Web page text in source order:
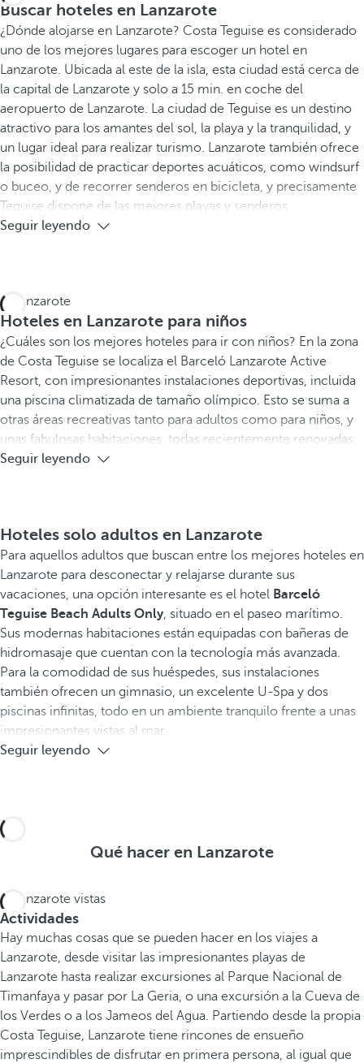
Buscar hoteles en Lanzarote
¿Dónde alojarse en Lanzarote? Costa Teguise es considerado
uno de los mejores lugares para escoger un hotel en
Lanzarote. Ubicada al este de la isla, esta ciudad está cerca de
la capital de Lanzarote y solo a 15 min. en coche del
aeropuerto de Lanzarote. La ciudad de Teguise es un destino
atractivo para los amantes del sol, la playa y la tranquilidad, y
un lugar ideal para realizar turismo. Lanzarote también ofrece
la posibilidad de practicar deportes acuáticos, como windsurf
o buceo, y de recorrer senderos en bicicleta, y precisamente
Teguise dispone de las mejores playas y senderos.
Seguir leyendo
Hoteles en Lanzarote para niños
¿Cuáles son los mejores hoteles para ir con niños? En la zona
de Costa Teguise se localiza el Barceló Lanzarote Active
Resort, con impresionantes instalaciones deportivas, incluida
una piscina climatizada de tamaño olímpico. Esto se suma a
otras áreas recreativas tanto para adultos como para niños, y
unas fabulosas habitaciones, todas recientemente renovadas.
Seguir leyendo
Hoteles solo adultos en Lanzarote
Para aquellos adultos que buscan entre los mejores hoteles en
Lanzarote para desconectar y relajarse durante sus
vacaciones, una opción interesante es el hotel Barceló
Teguise Beach Adults Only, situado en el paseo marítimo.
Sus modernas habitaciones están equipadas con bañeras de
hidromasaje que cuentan con la tecnología más avanzada.
Para la comodidad de sus huéspedes, sus instalaciones
también ofrecen un gimnasio, un excelente U-Spa y dos
piscinas infinitas, todo en un ambiente tranquilo frente a unas
impresionantes vistas al mar.
Seguir leyendo
Qué hacer en Lanzarote
Actividades
Hay muchas cosas que se pueden hacer en los viajes a
Lanzarote, desde visitar las impresionantes playas de
Lanzarote hasta realizar excursiones al Parque Nacional de
Timanfaya y pasar por La Geria, o una excursión a la Cueva de
los Verdes o a los Jameos del Agua. Partiendo desde la propia
Costa Teguise, Lanzarote tiene rincones de ensueño
imprescindibles de disfrutar en primera persona, al igual que